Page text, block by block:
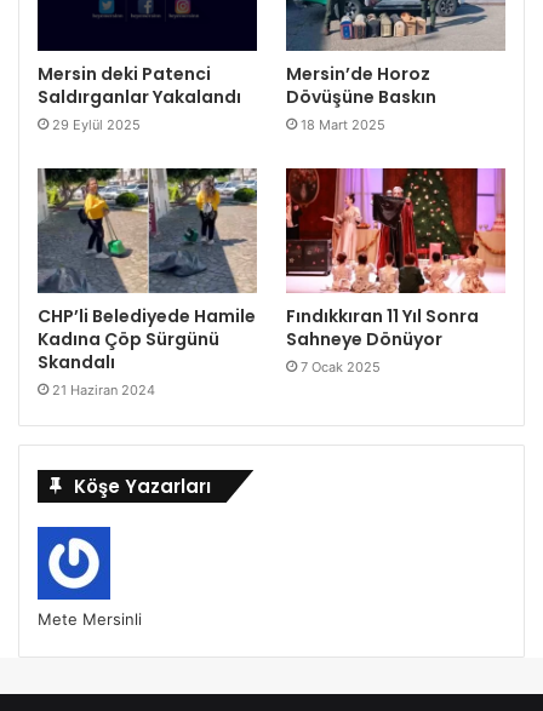
Mersin deki Patenci
Saldırganlar Yakalandı
29 Eylül 2025
Mersin’de Horoz
Dövüşüne Baskın
18 Mart 2025
CHP’li Belediyede Hamile
Kadına Çöp Sürgünü
Skandalı
21 Haziran 2024
Fındıkkıran 11 Yıl Sonra
Sahneye Dönüyor
7 Ocak 2025
Köşe Yazarları
Mete Mersinli